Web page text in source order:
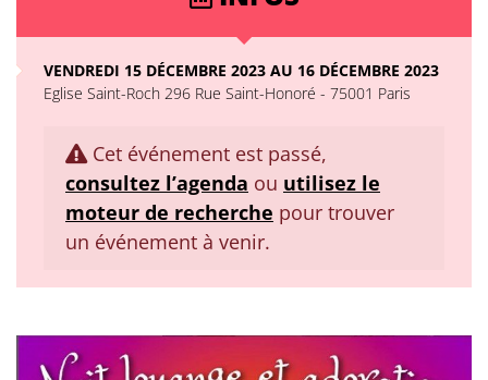
VENDREDI 15 DÉCEMBRE 2023 AU 16 DÉCEMBRE 2023
Eglise Saint-Roch 296 Rue Saint-Honoré - 75001 Paris
Cet événement est passé,
consultez l’agenda ou utilisez le
moteur de recherche pour trouver
un événement à venir.